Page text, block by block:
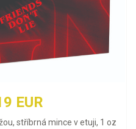
EUR
stříbrná mince v etuji, 1 oz